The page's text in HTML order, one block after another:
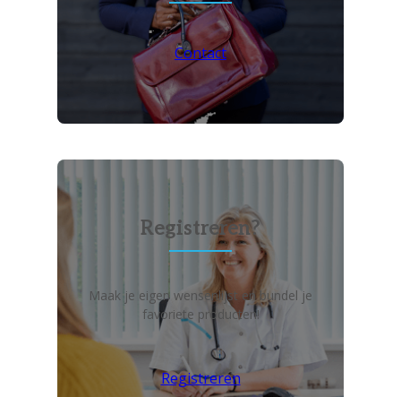
Contact
Registreren?
Maak je eigen wensenlijst en bundel je
favoriete producten!
Registreren